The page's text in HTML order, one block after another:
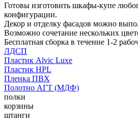
Готовы изготовить шкафы-купе
конфигурации.
Декор и отделку фасадов можно
Возможно сочетание нескольких
Бесплатная сборка в течение 1-2
ЛДСП
Пластик Alvic Luxe
Пластик HPL
Пленка ПВХ
Полотно АГТ (МДФ)
полки
корзины
штанги